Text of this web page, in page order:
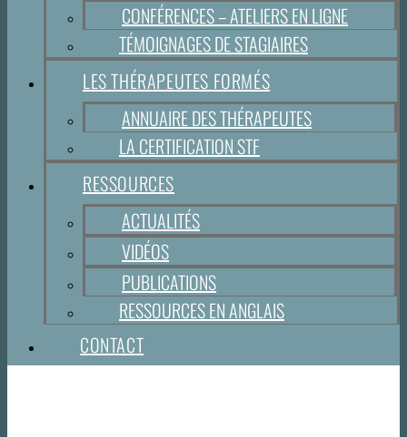
CONFÉRENCES – ATELIERS EN LIGNE
TÉMOIGNAGES DE STAGIAIRES
LES THÉRAPEUTES FORMÉS
ANNUAIRE DES THÉRAPEUTES
LA CERTIFICATION STF
RESSOURCES
ACTUALITÉS
VIDÉOS
PUBLICATIONS
RESSOURCES EN ANGLAIS
CONTACT